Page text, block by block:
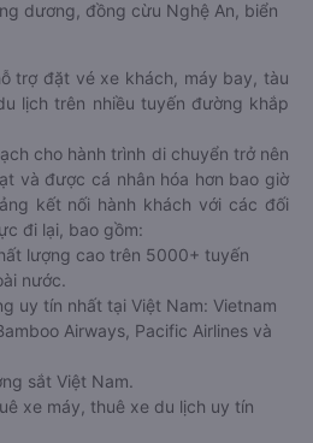
dương, đồng cừu Nghệ An, biển
trợ đặt vé xe khách, máy bay, tàu
lịch trên nhiều tuyến đường khắp
cho hành trình di chuyển trở nên
và được cá nhân hóa hơn bao giờ
kết nối hành khách với các đối
đi lại, bao gồm:
lượng cao trên 5000+ tuyến
nước.
uy tín nhất tại Việt Nam: Vietnam
Airways, Pacific Airlines và
sắt Việt Nam.
xe máy, thuê xe du lịch uy tín